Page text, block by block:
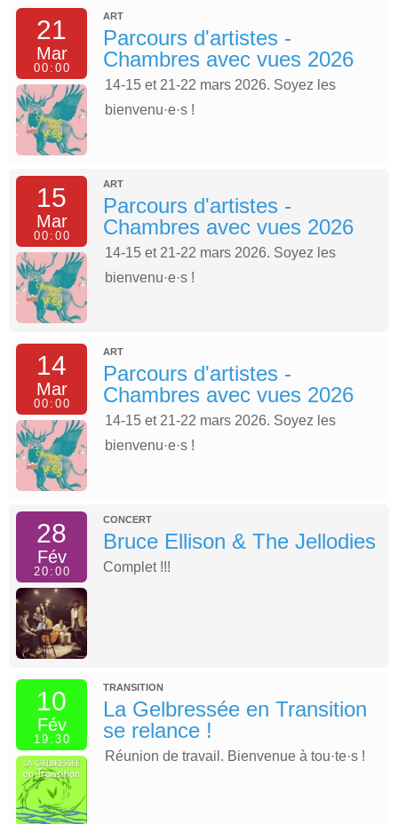
21
Mar
00:00
ART
Parcours d'artistes -
Chambres avec vues 2026
14-15 et 21-22 mars 2026. Soyez les
bienvenu·e·s !
15
Mar
00:00
ART
Parcours d'artistes -
Chambres avec vues 2026
14-15 et 21-22 mars 2026. Soyez les
bienvenu·e·s !
14
Mar
00:00
ART
Parcours d'artistes -
Chambres avec vues 2026
14-15 et 21-22 mars 2026. Soyez les
bienvenu·e·s !
28
Fév
20:00
CONCERT
Bruce Ellison & The Jellodies
Complet !!!
10
Fév
19:30
TRANSITION
La Gelbressée en Transition
se relance !
Réunion de travail. Bienvenue à tou·te·s !